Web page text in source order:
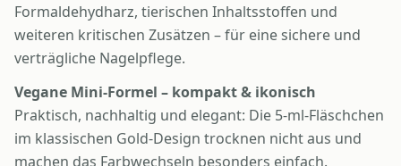
Formaldehydharz, tierischen Inhaltsstoffen und
weiteren kritischen Zusätzen – für eine sichere und
verträgliche Nagelpflege.
Vegane Mini-Formel – kompakt & ikonisch
Praktisch, nachhaltig und elegant: Die 5-ml-Fläschchen
im klassischen Gold-Design trocknen nicht aus und
machen das Farbwechseln besonders einfach.